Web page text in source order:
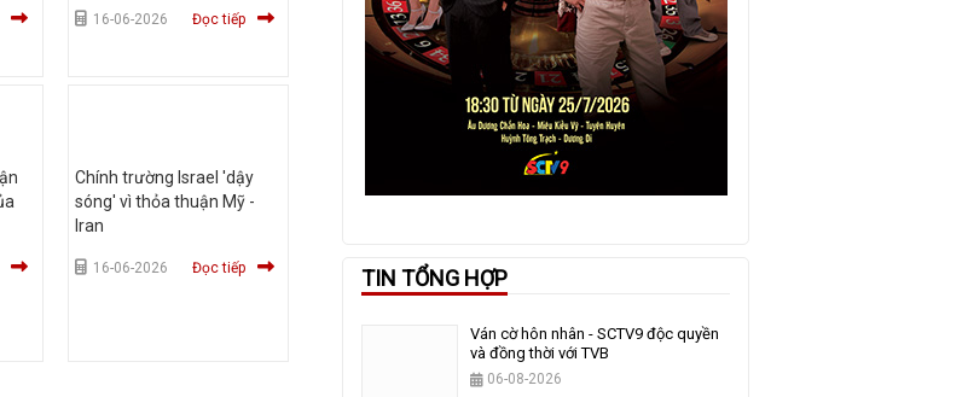
16-06-2026 Đọc tiếp
Chính trường Israel 'dậy
sóng' vì thỏa thuận Mỹ -
Iran
16-06-2026 Đọc tiếp TIN TỔNG HỢP
Ván cờ hôn nhân - SCTV9 độc quyền
và đồng thời với TVB
06-08-2026